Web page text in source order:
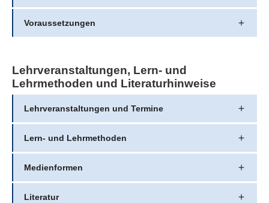
Voraussetzungen
Lehrveranstaltungen, Lern- und
Lehrmethoden und Literaturhinweise
Lehrveranstaltungen und Termine
Lern- und Lehrmethoden
Medienformen
Literatur